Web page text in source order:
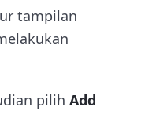
tampilan
pilih Add